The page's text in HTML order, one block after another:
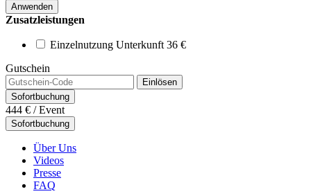
Anwenden
Zusatzleistungen
Einzelnutzung Unterkunft 36 €
Gutschein
Einlösen
Sofortbuchung
444 € / Event
Sofortbuchung
Über Uns
Videos
Presse
FAQ